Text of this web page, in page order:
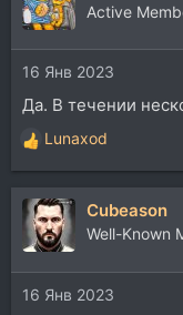
Active
16 Янв 2023
Да. В течении
Р
е
а
к
ц
и
и
:
Lunaxod
Cubeason
Well-Known
16 Янв 2023